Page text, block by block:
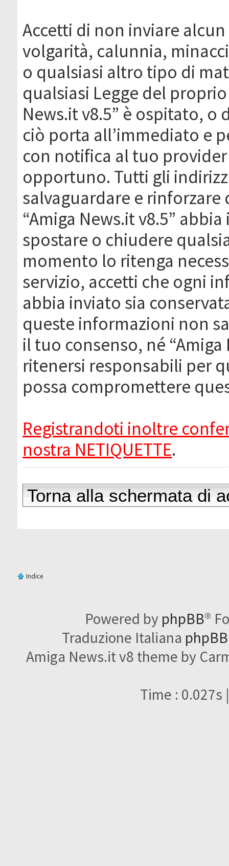
Accetti di non inviare
volgarità, calunnia,
o qualsiasi altro tipo di
qualsiasi Legge del
News.it v8.5” è ospitato, o
ciò porta all’immediato e
con notifica al tuo
opportuno. Tutti gli
salvaguardare e
“Amiga News.it v8.5”
spostare o chiudere
momento lo ritenga
servizio, accetti che ogni
abbia inviato sia
queste informazioni non
il tuo consenso, né
ritenersi responsabili per
possa compromettere
Registrandoti inoltre
nostra NETIQUETTE.
Torna alla schermata di
Indice
Powered by phpBB®
Traduzione Italiana
Amiga News.it v8 theme by
Time : 0.027s